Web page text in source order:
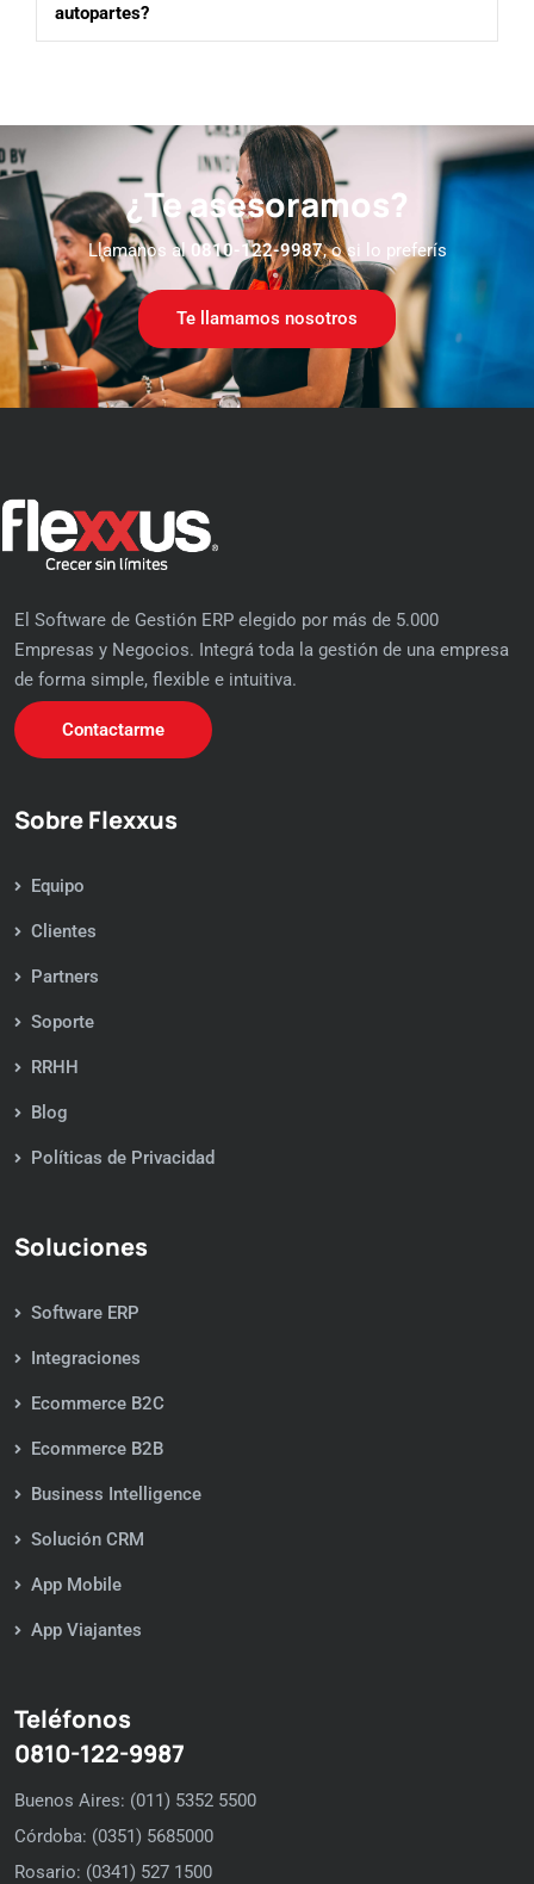
autopartes?
¿Te asesoramos?
Llamanos al 0810-122-9987, o si lo preferís
Te llamamos nosotros
El Software de Gestión ERP elegido por más de 5.000
Empresas y Negocios. Integrá toda la gestión de una empresa
de forma simple, flexible e intuitiva.
Contactarme
Sobre Flexxus
Equipo
Clientes
Partners
Soporte
RRHH
Blog
Políticas de Privacidad
Soluciones
Software ERP
Integraciones
Ecommerce B2C
Ecommerce B2B
Business Intelligence
Solución CRM
App Mobile
App Viajantes
Teléfonos
0810-122-9987
Buenos Aires: (011) 5352 5500
Córdoba: (0351) 5685000
Rosario: (0341) 527 1500